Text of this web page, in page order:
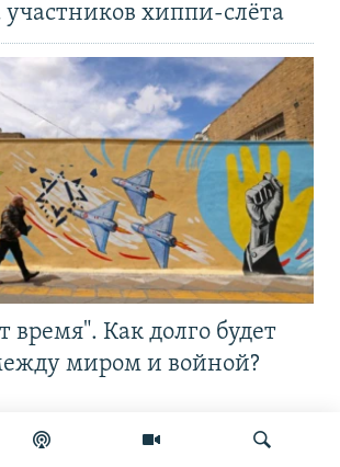
участников хиппи-слёта
время". Как долго будет
миром и войной?